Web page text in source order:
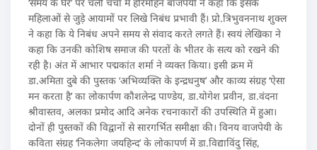
महिलाओं से जुड़े आयामों पर लिखे निबंध प्रभावी हैं। प्रो.त्रिभुवननाथ शुक्ल
ने कहा कि ये निबंध अपने समय से संवाद करते लगते हैं। स्वयं लेखिका ने
कहा कि उनकी कोशिष समाज की परतों के भीतर के सत्य को रखने की
रही है। अंत में आभार पद्मकांत शर्मा ने व्यक्त किया। इसी क्रम में
डा.अमिता दुबे की पुस्तक ‘अभिव्यक्ति के इन्द्रधनुष’ और काव्य संग्रह ‘ऐसा
मन करता है’ का लोकार्पण कौशलेन्द्र पाण्डेय, डा.योगेश प्रवीन, डा.वंदना
श्रीवास्तव, अलका प्रमोद आदि अनेक रचनाकारों की उपस्थिति में हुआ।
दोनों ही पुस्तकों की विद्वानों से सारगर्भित समीक्षा की। विनय वाजपेयी के
कविता संग्रह ‘निकलेगा जयहिन्द’ के लोकापर्ण में डा.विद्याविंदु सिंह,